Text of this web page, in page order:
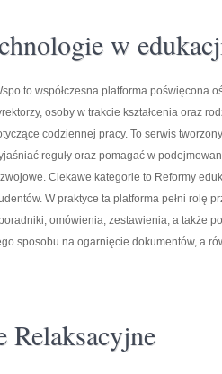
w
to współczesna platforma poświęcona
osoby w trakcie kształcenia oraz
codziennej pracy. To serwis
reguły oraz pomagać w
Ciekawe kategorie to Reformy
W praktyce ta platforma pełni rolę
omówienia, zestawienia, a także
sposobu na ogarnięcie dokumentów, a
Relaksacyjne